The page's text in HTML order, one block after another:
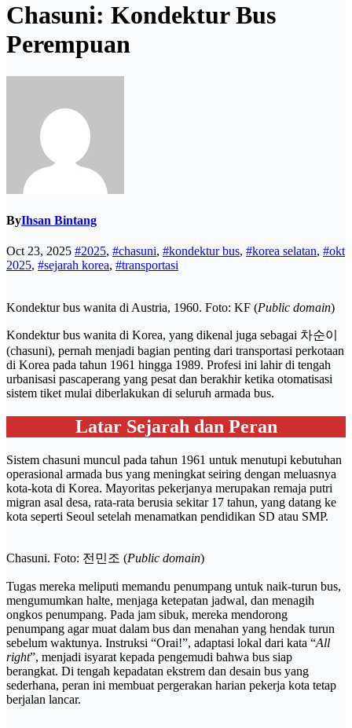
Chasuni: Kondektur Bus
Perempuan
ByIhsan Bintang
Oct 23, 2025 #2025, #chasuni, #kondektur bus, #korea selatan, #okt
2025, #sejarah korea, #transportasi
Kondektur bus wanita di Austria, 1960. Foto: KF (Public domain)
Kondektur bus wanita di Korea, yang dikenal juga sebagai 차순이
(chasuni), pernah menjadi bagian penting dari transportasi perkotaan
di Korea pada tahun 1961 hingga 1989. Profesi ini lahir di tengah
urbanisasi pascaperang yang pesat dan berakhir ketika otomatisasi
sistem tiket mulai diberlakukan di seluruh armada bus.
Latar Sejarah dan Peran
Sistem chasuni muncul pada tahun 1961 untuk menutupi kebutuhan
operasional armada bus yang meningkat seiring dengan meluasnya
kota-kota di Korea. Mayoritas pekerjanya merupakan remaja putri
migran asal desa, rata-rata berusia sekitar 17 tahun, yang datang ke
kota seperti Seoul setelah menamatkan pendidikan SD atau SMP.
Chasuni. Foto: 전민조 (Public domain)
Tugas mereka meliputi memandu penumpang untuk naik-turun bus,
mengumumkan halte, menjaga ketepatan jadwal, dan menagih
ongkos penumpang. Pada jam sibuk, mereka mendorong
penumpang agar muat dalam bus dan menahan yang hendak turun
sebelum waktunya. Instruksi “Orai!”, adaptasi lokal dari kata “All
right”, menjadi isyarat kepada pengemudi bahwa bus siap
berangkat. Di tengah kepadatan ekstrem dan desain bus yang
sederhana, peran ini membuat pergerakan harian pekerja kota tetap
berjalan lancar.